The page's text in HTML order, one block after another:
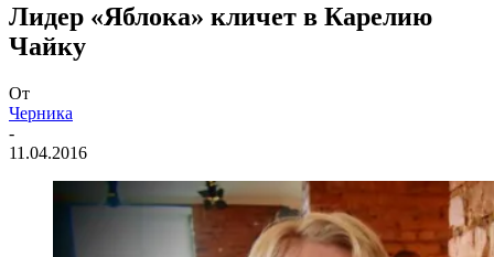
Лидер «Яблока» кличет в Карелию
Чайку
От
Черника
-
11.04.2016